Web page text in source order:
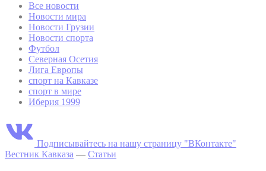
Все новости
Новости мира
Новости Грузии
Новости спорта
Футбол
Северная Осетия
Лига Европы
спорт на Кавказе
спорт в мире
Иберия 1999
Подписывайтесь на нашу страницу "ВКонтакте"
Вестник Кавказа — Статьи